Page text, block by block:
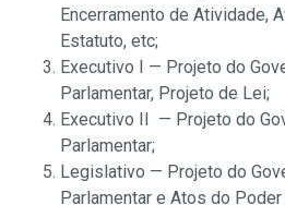
Encerramento de Atividade,
Estatuto, etc;
Executivo I — Projeto do
Parlamentar, Projeto de Lei;
Executivo II — Projeto do
Parlamentar;
Legislativo — Projeto do
Parlamentar e Atos do